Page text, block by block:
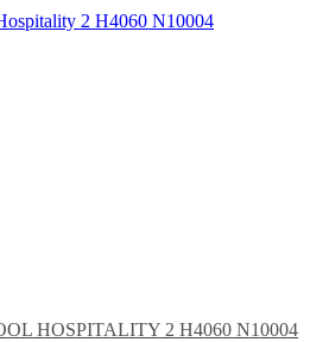
ковролин для гостиниц
HOSPITALITY 2 H4060 N10004